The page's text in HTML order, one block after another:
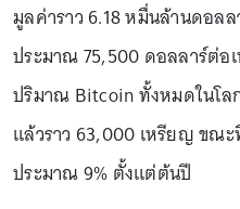
มูลค่าราว 6.18 หมื่นล้านดอล
ประมาณ 75,500 ดอลลาร์ต่อ
ปริมาณ Bitcoin ทั้งหมดในโ
แล้วราว 63,000 เหรียญ ข
ประมาณ 9% ตั้งแต่ต้นปี